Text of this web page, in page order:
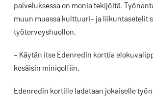
palveluksessa on monia tekijöitä.
muun muassa kulttuuri- ja liikuntasetelit
työterveyshuollon.
– Käytän itse Edenredin korttia
kesäisin minigolfiin.
Edenredin kortille ladataan jokaiselle